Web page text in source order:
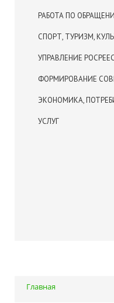
РАБОТА ПО
СПОРТ, ТУРИЗМ,
УПРАВЛЕНИЕ
ФОРМИРОВАНИЕ
ЭКОНОМИКА,
УСЛУГ
Главная